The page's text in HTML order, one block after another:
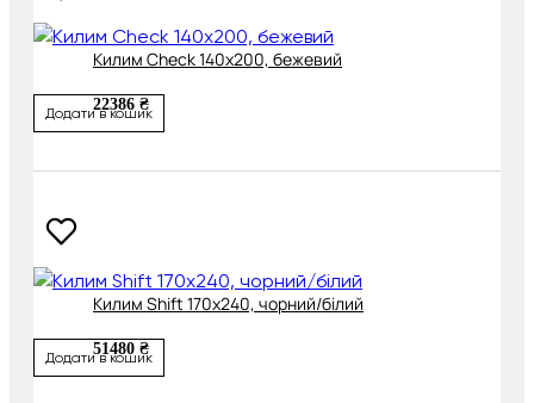
Килим Check 140х200, бежевий
22386 ₴
Додати в кошик
Килим Shift 170х240, чорний/білий
51480 ₴
Додати в кошик